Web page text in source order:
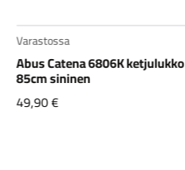
Varastossa
Abus Catena 6806K ketjulukko
85cm sininen
49,90€